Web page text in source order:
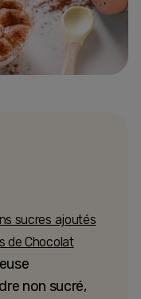
sucres ajoutés
de Chocolat
non sucré,